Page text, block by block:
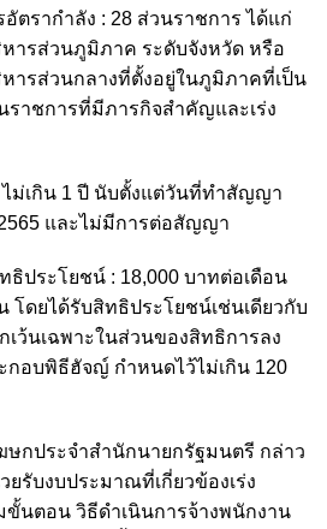
ตรากำลัง : 28 ส่วนราชการ ได้แก่
ารส่วนภูมิภาค ระดับจังหวัด หรือ
ารส่วนกลางที่ตั้งอยู่ในภูมิภาคที่เป็น
ราชการที่มีภารกิจสำคัญและเร่ง
ไม่เกิน 1 ปี นับตั้งแต่วันที่ทำสัญญา
และไม่มีการต่อสัญญา
ประโยชน์ : 18,000 บาทต่อเดือน
โดยได้รับสิทธิประโยชน์เช่นเดียวกับ
ว้นเฉพาะในส่วนของสิทธิการลง
กอบพิธีฮัจญ์ กำหนดไว้ไม่เกิน 120
กประจำสำนักนายกรัฐมนตรี กล่าว
ยรับงบประมาณที่เกี่ยวข้องเร่ง
ขั้นตอน วิธีดำเนินการจ้างพนักงาน